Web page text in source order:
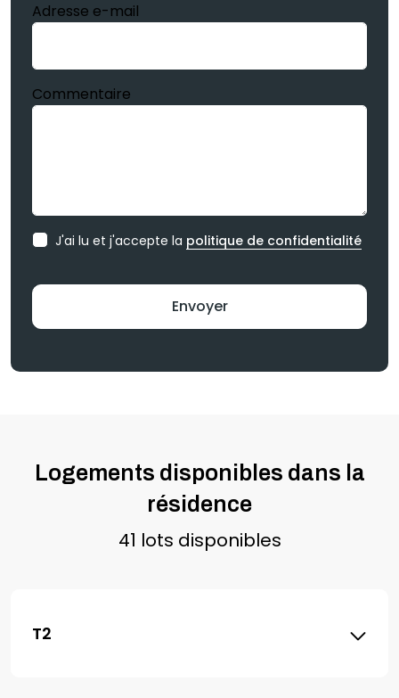
Adresse e-mail
Commentaire
J'ai lu et j'accepte la politique de confidentialité
Logements disponibles dans la
résidence
41 lots disponibles
T2